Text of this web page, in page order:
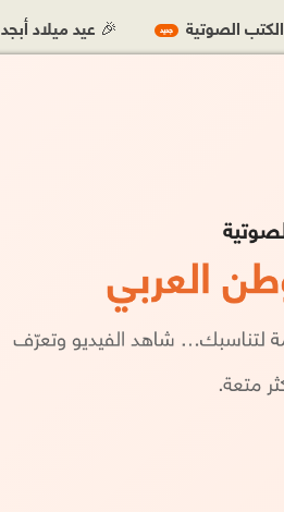
الكتب الصوتية جديد 🎉 عيد ميلاد أبجد